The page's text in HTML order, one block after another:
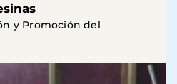
y Promoción del